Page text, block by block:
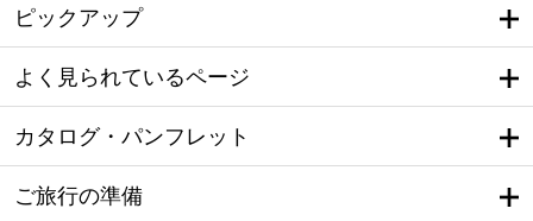
ピックアップ
よく見られているページ
カタログ・パンフレット
ご旅行の準備